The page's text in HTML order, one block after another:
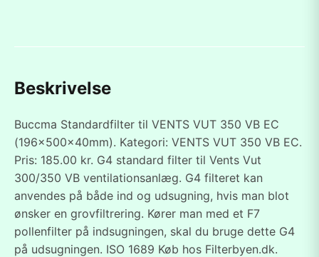
Beskrivelse
Buccma Standardfilter til VENTS VUT 350 VB EC
(196x500x40mm). Kategori: VENTS VUT 350 VB EC.
Pris: 185.00 kr. G4 standard filter til Vents Vut
300/350 VB ventilationsanlæg. G4 filteret kan
anvendes på både ind og udsugning, hvis man blot
ønsker en grovfiltrering. Kører man med et F7
pollenfilter på indsugningen, skal du bruge dette G4
på udsugningen. ISO 1689 Køb hos Filterbyen.dk.